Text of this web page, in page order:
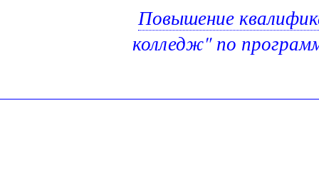
Повышение
колледж" по